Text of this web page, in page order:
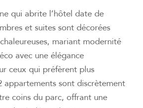
qui abrite l’hôtel date de
et suites sont décorées
mariant modernité
avec une élégance
ceux qui préfèrent plus
appartements sont discrètement
coins du parc, offrant une